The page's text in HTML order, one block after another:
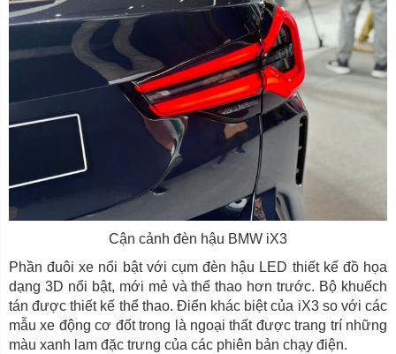
Cận cảnh đèn hậu BMW iX3
Phần đuôi xe nổi bật với cụm đèn hậu LED thiết kế đồ họa
dạng 3D nổi bật, mới mẻ và thể thao hơn trước. Bộ khuếch
tán được thiết kế thể thao. Điển khác biệt của iX3 so với các
mẫu xe động cơ đốt trong là ngoại thất được trang trí những
màu xanh lam đặc trưng của các phiên bản chạy điện.